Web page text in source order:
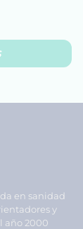
en sanidad
y
año 2000